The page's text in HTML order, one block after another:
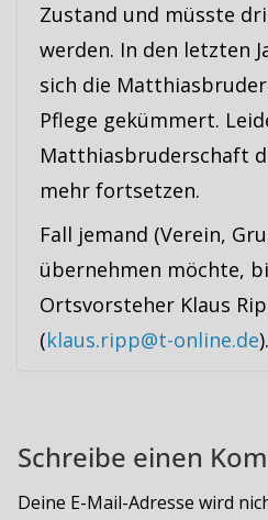
Zustand und müsste
werden. In den letzten
sich die
Pflege gekümmert.
Matthiasbruderschaft
mehr fortsetzen.
Fall jemand (Verein,
übernehmen möchte,
Ortsvorsteher Klaus
(klaus.ripp@t-online.de).
Schreibe einen
Deine E-Mail-Adresse wird